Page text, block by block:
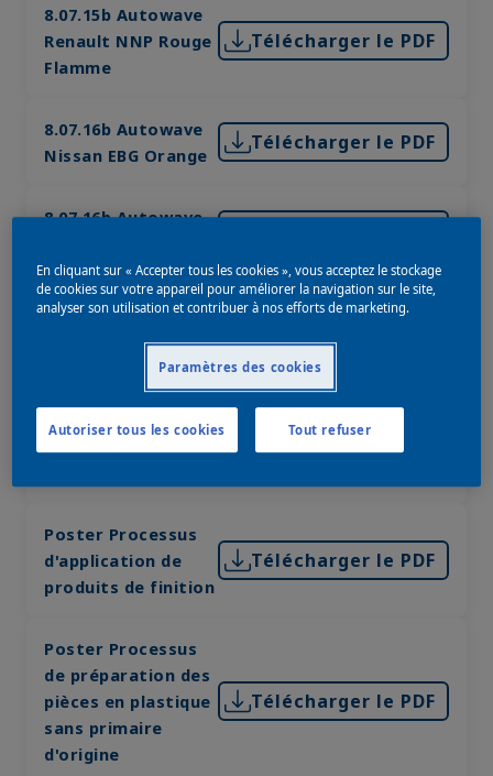
8.07.15b Autowave
Renault NNP Rouge
Flamme
Télécharger le PDF
8.07.16b Autowave
Nissan EBG Orange
Télécharger le PDF
8.07.16b Autowave
8.07.19b Autowave
Cercle Chromatic
Télécharger le PDF
Poster Processus
d'application de
produits de finition
Télécharger le PDF
Poster Processus
de préparation des
pièces en plastique
sans primaire
d'origine
Télécharger le PDF
En cliquant sur « Accepter tous les cookies », vous acceptez le stockage
de cookies sur votre appareil pour améliorer la navigation sur le site,
analyser son utilisation et contribuer à nos efforts de marketing.
Paramètres des cookies
Tout refuser
Autoriser tous les cookies